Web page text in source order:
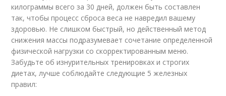
килограммы всего за 30 дней, должен быть составлен
так, чтобы процесс сброса веса не навредил вашему
здоровью. Не слишком быстрый, но действенный метод
снижения массы подразумевает сочетание определенной
физической нагрузки со скорректированным меню.
Забудьте об изнурительных тренировках и строгих
диетах, лучше соблюдайте следующие 5 железных
правил: